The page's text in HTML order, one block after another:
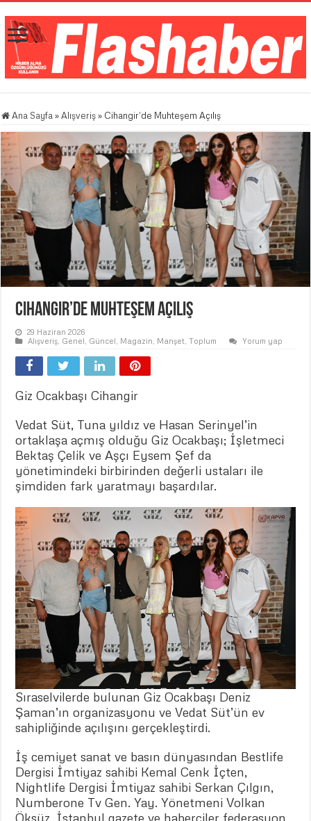
Ana Sayfa » Alışveriş » Cihangir’de Muhteşem Açılış
Cihangir’de Muhteşem Açılış
29 Haziran 2026
Alışveriş Genel Güncel Magazin Manşet ,Toplum Yorum yap
Giz Ocakbaşı Cihangir
Vedat Süt, Tuna yıldız ve Hasan Serinyel’in
ortaklaşa açmış olduğu Giz Ocakbaşı; İşletmeci
Bektaş Çelik ve Aşçı Eysem Şef da
yönetimindeki birbirinden değerli ustaları ile
şimdiden fark yaratmayı başardılar.
Sıraselvilerde bulunan Giz Ocakbaşı Deniz
Şaman’ın organizasyonu ve Vedat Süt’ün ev
sahipliğinde açılışını gerçekleştirdi.
İş cemiyet sanat ve basın dünyasından Bestlife
Dergisi İmtiyaz sahibi Kemal Cenk İçten,
Nightlife Dergisi İmtiyaz sahibi Serkan Çılgın,
Numberone Tv Gen. Yay. Yönetmeni Volkan
Öksüz, İstanbul gazete ve haberciler federasyon